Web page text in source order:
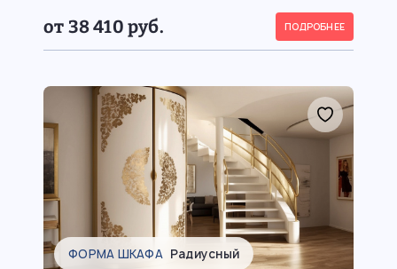
от 38 410 руб. ПОДРОБНЕЕ
ФОРМА ШКАФА Радиусный